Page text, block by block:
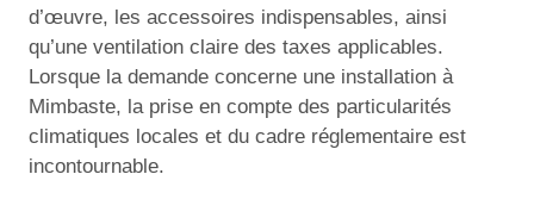
d’œuvre, les accessoires indispensables, ainsi
qu’une ventilation claire des taxes applicables.
Lorsque la demande concerne une installation à
Mimbaste, la prise en compte des particularités
climatiques locales et du cadre réglementaire est
incontournable.